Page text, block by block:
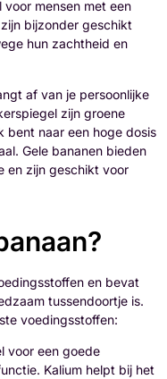
mensen met een
bijzonder geschikt
hun zachtheid en
af van je persoonlijke
zijn groene
bent naar een hoge dosis
Gele bananen bieden
en zijn geschikt voor
en bevat
tussendoortje is.
voedingsstoffen:
voor een goede
Kalium helpt bij het